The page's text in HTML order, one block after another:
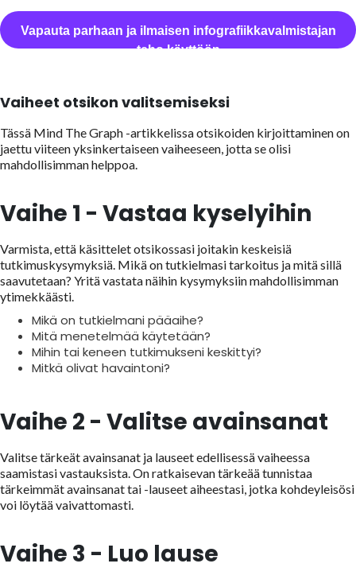
Vapauta parhaan ja ilmaisen infografiikkavalmistajan
teho käyttöön
Vaiheet otsikon valitsemiseksi
Tässä Mind The Graph -artikkelissa otsikoiden kirjoittaminen on
jaettu viiteen yksinkertaiseen vaiheeseen, jotta se olisi
mahdollisimman helppoa.
Vaihe 1 - Vastaa kyselyihin
Varmista, että käsittelet otsikossasi joitakin keskeisiä
tutkimuskysymyksiä. Mikä on tutkielmasi tarkoitus ja mitä sillä
saavutetaan? Yritä vastata näihin kysymyksiin mahdollisimman
ytimekkäästi.
Mikä on tutkielmani pääaihe?
Mitä menetelmää käytetään?
Mihin tai keneen tutkimukseni keskittyi?
Mitkä olivat havaintoni?
Vaihe 2 - Valitse avainsanat
Valitse tärkeät avainsanat ja lauseet edellisessä vaiheessa
saamistasi vastauksista. On ratkaisevan tärkeää tunnistaa
tärkeimmät avainsanat tai -lauseet aiheestasi, jotka kohdeyleisösi
voi löytää vaivattomasti.
Vaihe 3 - Luo lause